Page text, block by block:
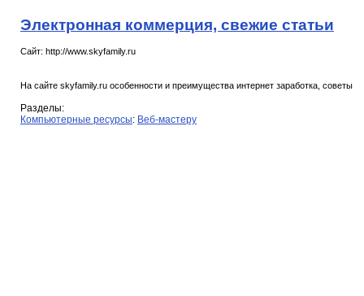
Электронная коммерция, свежие статьи
Сайт: http://www.skyfamily.ru
На сайте skyfamily.ru особенности и преимущества интернет заработка, советы
Разделы:
Компьютерные ресурсы: Веб-мастеру